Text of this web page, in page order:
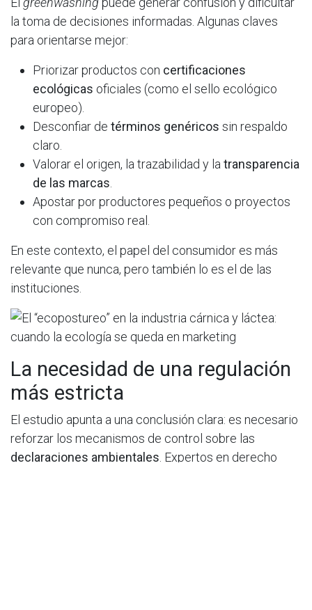
la toma de decisiones informadas. Algunas claves
para orientarse mejor:
Priorizar productos con certificaciones
ecológicas oficiales (como el sello ecológico
europeo).
Desconfiar de términos genéricos sin respaldo
claro.
Valorar el origen, la trazabilidad y latransparencia
de las marcas.
Apostar por productores pequeños o proyectos
con compromiso real.
En este contexto, el papel del consumidor es más
relevante que nunca, pero también lo es el de las
instituciones.
La necesidad de una regulación
más estricta
El estudio apunta a una conclusión clara: es necesario
reforzar los mecanismos de control sobre las
declaraciones ambientales. Expertos en derecho